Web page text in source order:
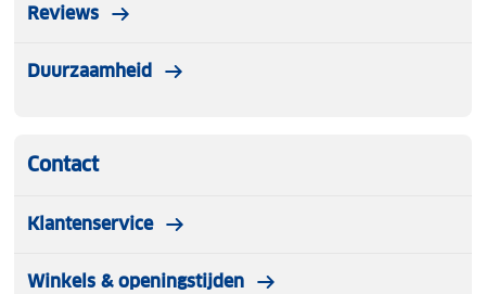
Reviews
Duurzaamheid
Contact
Klantenservice
Winkels & openingstijden